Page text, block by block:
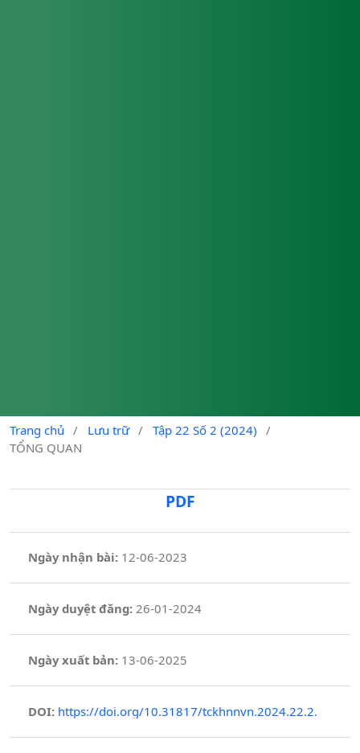
Trang chủ / Lưu trữ / Tập 22 Số 2 (2024)
/
TỔNG QUAN
PDF
Ngày nhận bài: 12-06-2023
Ngày duyệt đăng:26-01-2024
Ngày xuất bản: 13-06-2025
DOI: https://doi.org/10.31817/tckhnnvn.2024.22.2.